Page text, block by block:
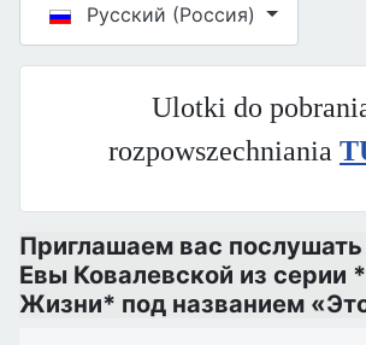
Русский (Россия)
Ulotki do
rozpowszechniania
Приглашаем вас
Евы Ковалевской из серии
Жизни* под названием